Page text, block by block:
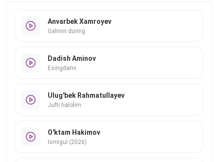
Anvarbek Xamroyev
Galmin during
Dadish Aminov
Esingdami
Ulug'bek Rahmatullayev
Jufti halolim
O'ktam Hakimov
Ismigul (2026)